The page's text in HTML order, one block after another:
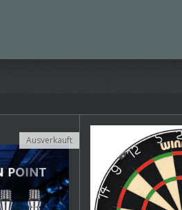
Ausverkauft